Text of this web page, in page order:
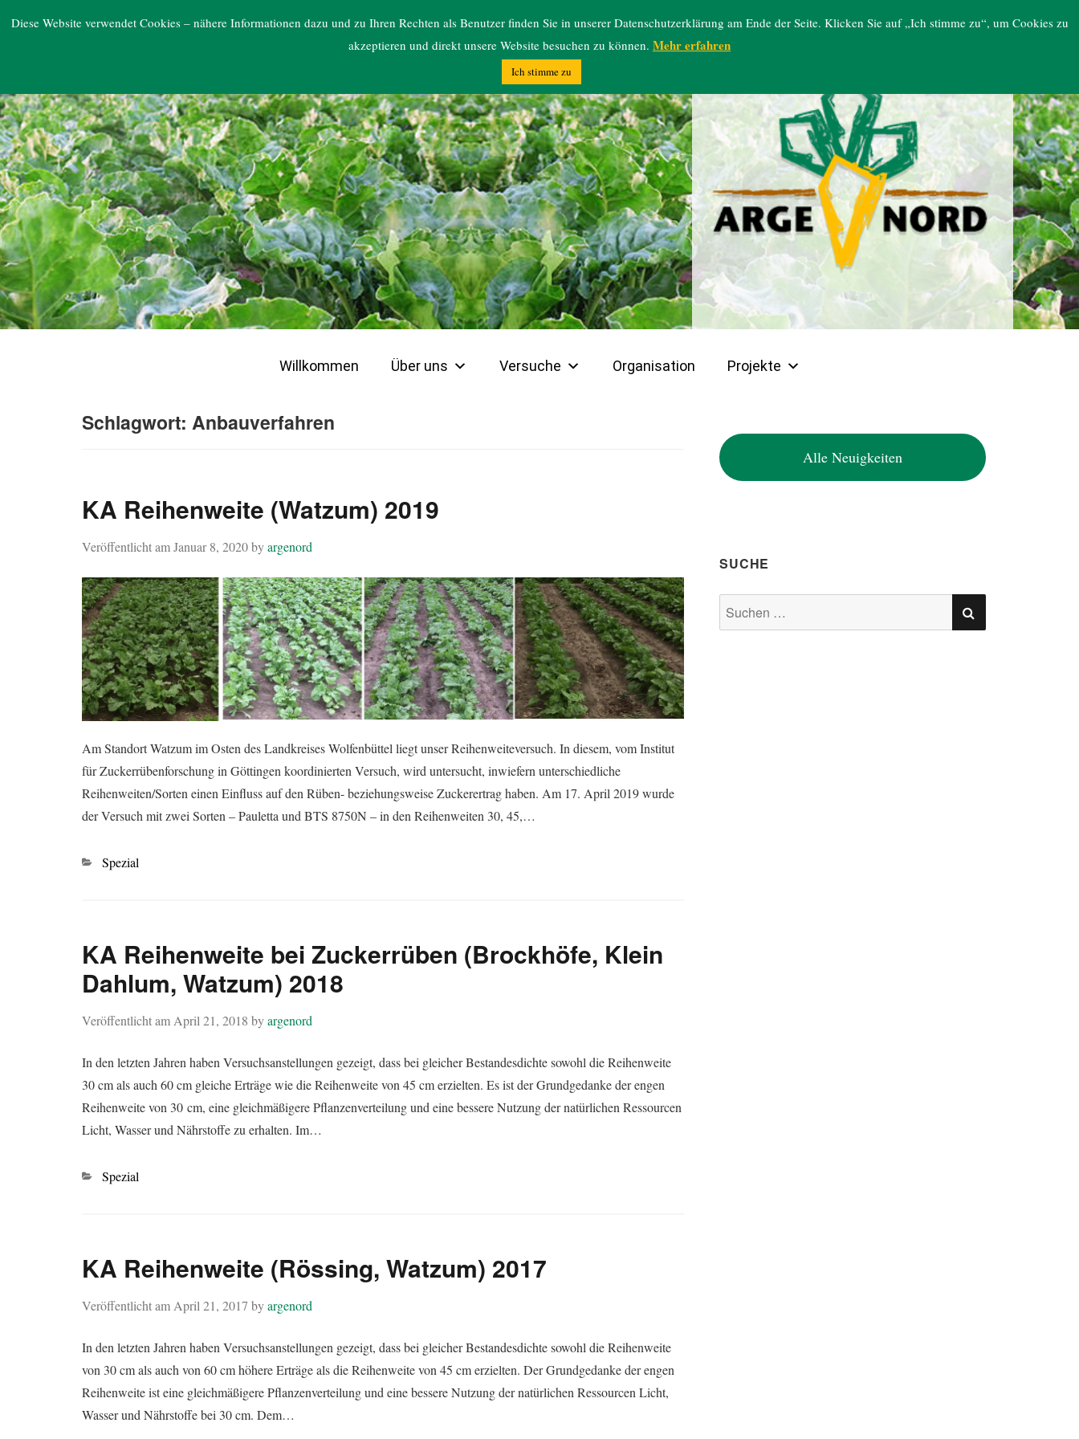
ARGE NORD
Willkommen Über uns Versuche Organisation Projekte
Schlagwort: Anbauverfahren
KA Reihenweite (Watzum) 2019
Veröffentlicht amJanuar 8, 2020byargenord
Am Standort Watzum im Osten des Landkreises Wolfenbüttel liegt unser Reihenweiteversuch. In diesem, vom Institut
für Zuckerrübenforschung in Göttingen koordinierten Versuch, wird untersucht, inwiefern unterschiedliche
Reihenweiten/Sorten einen Einfluss auf den Rüben- beziehungsweise Zuckerertrag haben. Am 17. April 2019 wurde
der Versuch mit zwei Sorten – Pauletta und BTS 8750N – in den Reihenweiten 30, 45,…
Kategorien
Spezial
KA Reihenweite bei Zuckerrüben (Brockhöfe, Klein
Dahlum, Watzum) 2018
Veröffentlicht am April 21, 2018 byargenord
In den letzten Jahren haben Versuchsanstellungen gezeigt, dass bei gleicher Bestandesdichte sowohl die Reihenweite
30 cm als auch 60 cm gleiche Erträge wie die Reihenweite von 45 cm erzielten. Es ist der Grundgedanke der engen
Reihenweite von 30 cm, eine gleichmäßigere Pflanzenverteilung und eine bessere Nutzung der natürlichen Ressourcen
Licht, Wasser und Nährstoffe zu erhalten. Im…
Kategorien
Spezial
KA Reihenweite (Rössing, Watzum) 2017
Veröffentlicht am April 21, 2017 byargenord
In den letzten Jahren haben Versuchsanstellungen gezeigt, dass bei gleicher Bestandesdichte sowohl die Reihenweite
von 30 cm als auch von 60 cm höhere Erträge als die Reihenweite von 45 cm erzielten. Der Grundgedanke der engen
Reihenweite ist eine gleichmäßigere Pflanzenverteilung und eine bessere Nutzung der natürlichen Ressourcen Licht,
Wasser und Nährstoffe bei 30 cm. Dem…
Alle Neuigkeiten
SUCHE
Suchen
nach:
SUCHEN
Diese Website verwendet Cookies – nähere Informationen dazu und zu Ihren Rechten als Benutzer finden Sie in unserer Datenschutzerklärung am Ende der Seite. Klicken Sie auf „Ich stimme zu“, um Cookies zu
akzeptieren und direkt unsere Website besuchen zu können. Mehr erfahren
Ich stimme zu